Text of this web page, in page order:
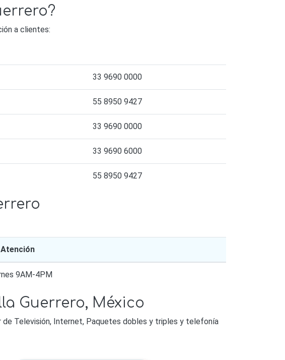
a clientes:
33 9690 0000
55 8950 9427
33 9690 0000
33 9690 6000
55 8950 9427
9AM-4PM
Guerrero, México
de Televisión, Internet, Paquetes dobles y triples y telefonía